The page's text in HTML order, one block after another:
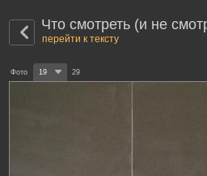
Что смотреть (и не
перейти к тексту
Фото 19 29